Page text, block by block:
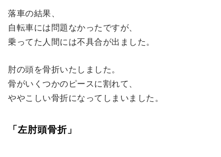
落車の結果、
自転車には問題なかったですが、
乗ってた人間には不具合が出ました。
肘の頭を骨折いたしました。
骨がいくつかのピースに割れて、
ややこしい骨折になってしまいました。
「左肘頭骨折」